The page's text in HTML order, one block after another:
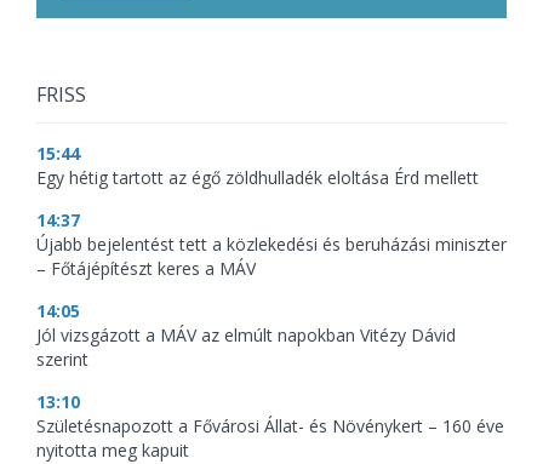
FRISS
15:44
Egy hétig tartott az égő zöldhulladék eloltása Érd mellett
14:37
Újabb bejelentést tett a közlekedési és beruházási miniszter
– Főtájépítészt keres a MÁV
14:05
Jól vizsgázott a MÁV az elmúlt napokban Vitézy Dávid
szerint
13:10
Születésnapozott a Fővárosi Állat- és Növénykert – 160 éve
nyitotta meg kapuit